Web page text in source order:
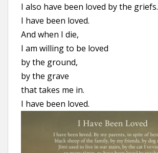
I also have been loved by the griefs.
I have been loved.
And when I die,
I am willing to be loved
by the ground,
by the grave
that takes me in.
I have been loved.